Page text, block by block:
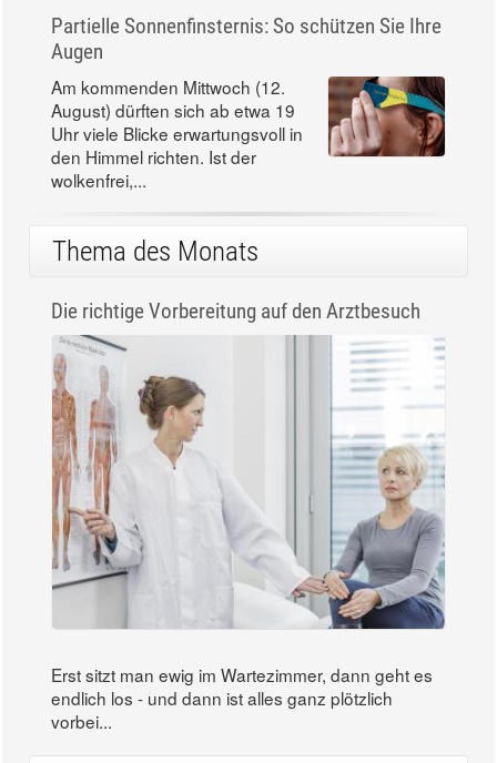
Partielle Sonnenfinsternis: So schützen Sie Ihre
Augen
Am kommenden Mittwoch (12.
August) dürften sich ab etwa 19
Uhr viele Blicke erwartungsvoll in
den Himmel richten. Ist der
wolkenfrei,...
Thema des Monats
Die richtige Vorbereitung auf den Arztbesuch
Erst sitzt man ewig im Wartezimmer, dann geht es
endlich los - und dann ist alles ganz plötzlich
vorbei...